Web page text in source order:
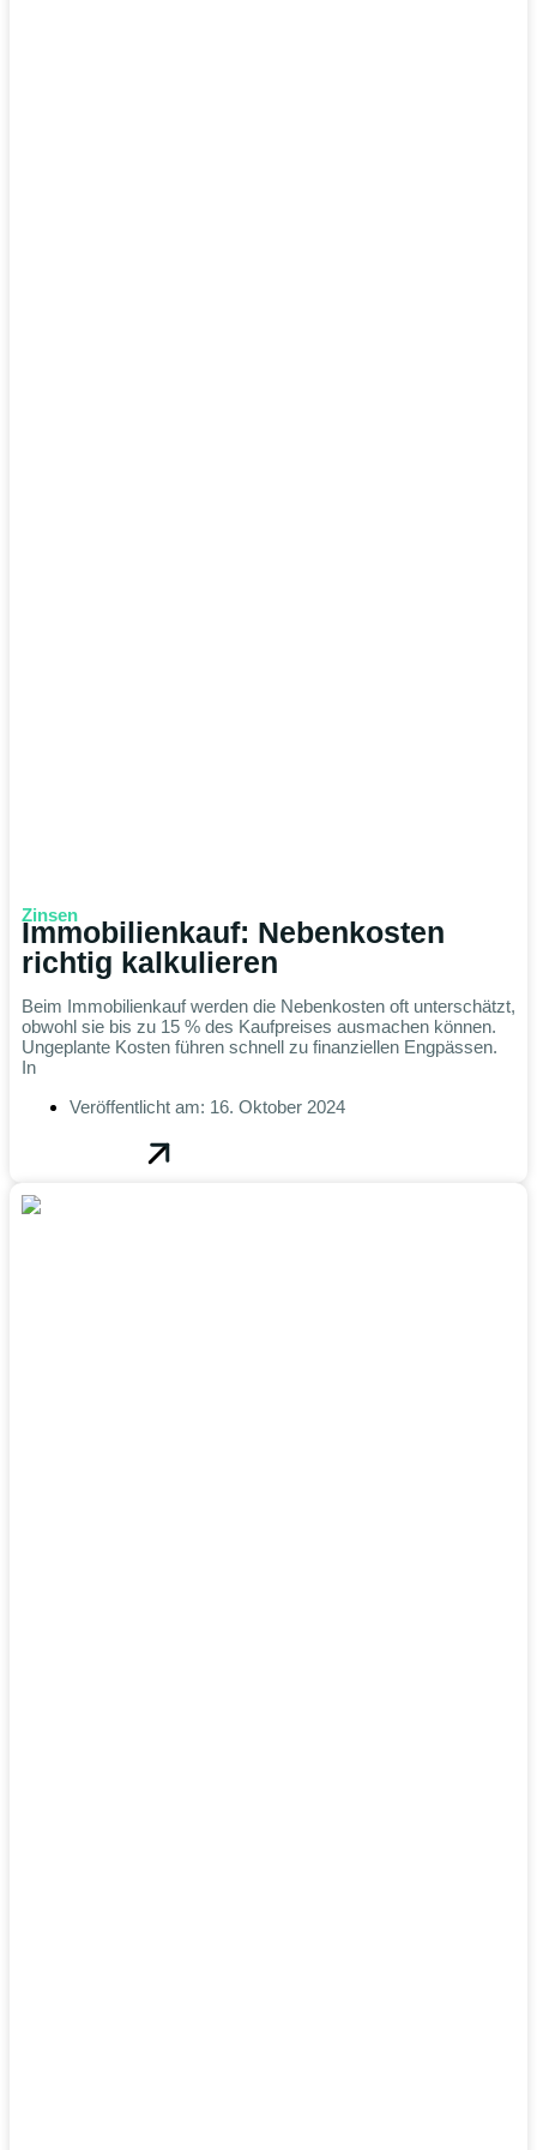
Zinsen
Immobilienkauf: Nebenkosten
richtig kalkulieren
Beim Immobilienkauf werden die Nebenkosten oft unterschätzt,
obwohl sie bis zu 15 % des Kaufpreises ausmachen können.
Ungeplante Kosten führen schnell zu finanziellen Engpässen.
In
Veröffentlicht am: 16. Oktober 2024